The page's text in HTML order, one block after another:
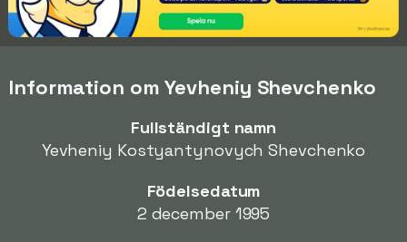
Information om Yevheniy Shevchenko
Fullständigt namn
Yevheniy Kostyantynovych Shevchenko
Födelsedatum
2 december 1995